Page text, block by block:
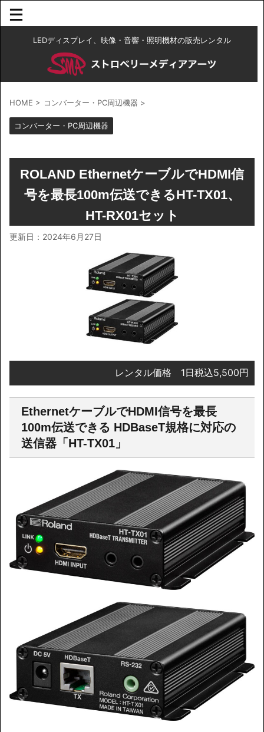
LEDディスプレイ、映像・音響・照明機材の販売レンタル
HOME > コンバーター・PC周辺機器 >
コンバーター・PC周辺機器
ROLAND EthernetケーブルでHDMI信
号を最長100m伝送できるHT-TX01、
HT-RX01セット
更新日： 2024年6月27日
レンタル価格 1日税込5,500円
EthernetケーブルでHDMI信号を最長
100m伝送できる HDBaseT規格に対応の
送信器「HT-TX01」